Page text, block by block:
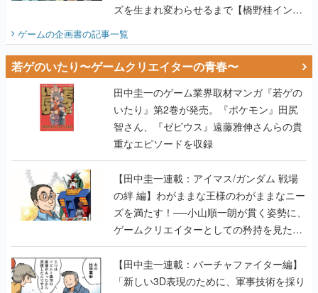
ズを生まれ変わらせるまで【橋野桂インタ
ゲームの企画書の記事一覧
若ゲのいたり〜ゲームクリエイターの青春〜
田中圭一のゲーム業界取材マンガ『若ゲの
いたり』第2巻が発売。『ポケモン』田尻
智さん、『ゼビウス』遠藤雅伸さんらの貴
重なエピソードを収録
【田中圭一連載：アイマス/ガンダム 戦場
の絆 編】わがままな王様のわがままなニー
ズを満たす！──小山順一朗が貫く姿勢に、
ゲームクリエイターとしての矜持を見た
【若ゲのいたり最終回】
【田中圭一連載：バーチャファイター編】
「新しい3D表現のために、軍事技術を採り